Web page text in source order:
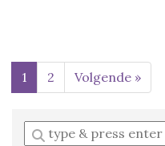
1 2 Volgende »
Enter